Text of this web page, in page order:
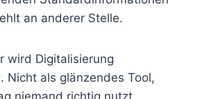
an anderer Stelle.
wird Digitalisierung
Nicht als glänzendes Tool,
niemand richtig nutzt,